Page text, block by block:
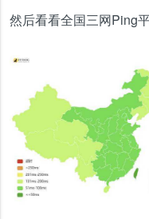
然后看看全国三网Ping